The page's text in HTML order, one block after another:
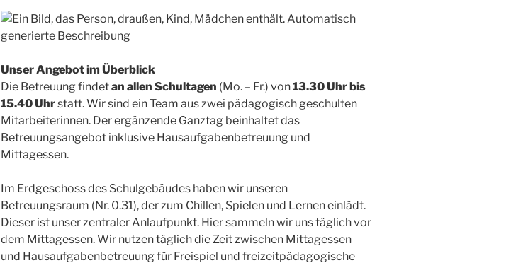
Unser Angebot im Überblick
Die Betreuung findetan allen Schultagen (Mo. – Fr.) von13.30 Uhr bis
15.40 Uhrstatt. Wir sind ein Team aus zwei pädagogisch geschulten
Mitarbeiterinnen. Der ergänzende Ganztag beinhaltet das
Betreuungsangebot inklusive Hausaufgabenbetreuung und
Mittagessen.
Im Erdgeschoss des Schulgebäudes haben wir unseren
Betreuungsraum (Nr. 0.31), der zum Chillen, Spielen und Lernen einlädt.
Dieser ist unser zentraler Anlaufpunkt. Hier sammeln wir uns täglich vor
dem Mittagessen. Wir nutzen täglich die Zeit zwischen Mittagessen
und Hausaufgabenbetreuung für Freispiel und freizeitpädagogische